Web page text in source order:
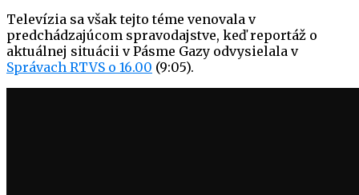
Televízia sa však tejto téme venovala v
predchádzajúcom spravodajstve, keď reportáž o
aktuálnej situácii v Pásme Gazy odvysielala v
Správach RTVS o 16.00 (9:05).